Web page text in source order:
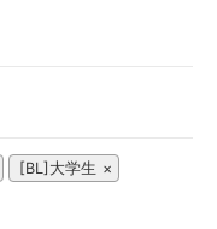
[BL]大学生